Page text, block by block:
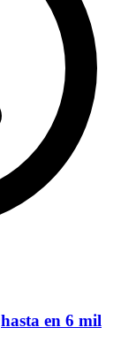
en 6 mil